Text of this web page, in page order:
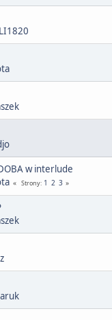
w interlude
Strony 1 2 3